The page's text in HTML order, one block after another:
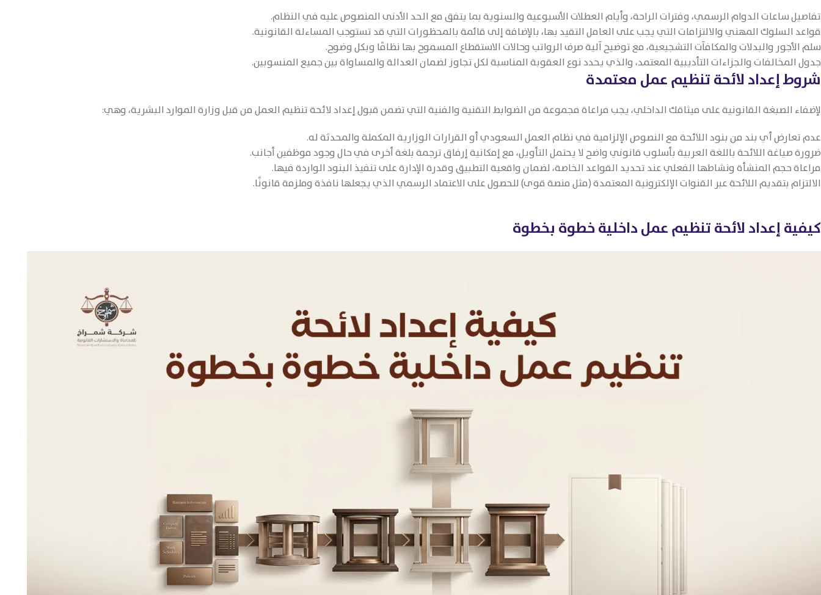
تفاصيل ساعات الدوام الرسمي، وفترات الراحة، وأيام العطلات الأسبوعية والسنوية بما يتفق مع الحد الأدنى المنصوص عليه في النظام.
قواعد السلوك المهني والالتزامات التي يجب على العامل التقيد بها، بالإضافة إلى قائمة بالمحظورات التي قد تستوجب المساءلة القانونية.
سلم الأجور والبدلات والمكافآت التشجيعية، مع توضيح آلية صرف الرواتب وحالات الاستقطاع المسموح بها نظامًا وبكل وضوح.
جدول المخالفات والجزاءات التأديبية المعتمد، والذي يحدد نوع العقوبة المناسبة لكل تجاوز لضمان العدالة والمساواة بين جميع المنسوبين.
شروط إعداد لائحة تنظيم عمل معتمدة
لإضفاء الصبغة القانونية على ميثاقك الداخلي، يجب مراعاة مجموعة من الضوابط التقنية والفنية التي تضمن قبول إعداد لائحة تنظيم العمل من قبل وزارة الموارد البشرية، وهي:
عدم تعارض أي بند من بنود اللائحة مع النصوص الإلزامية في نظام العمل السعودي أو القرارات الوزارية المكملة والمحدثة له.
ضرورة صياغة اللائحة باللغة العربية بأسلوب قانوني واضح لا يحتمل التأويل، مع إمكانية إرفاق ترجمة بلغة أخرى في حال وجود موظفين أجانب.
مراعاة حجم المنشأة ونشاطها الفعلي عند تحديد القواعد الخاصة، لضمان واقعية التطبيق وقدرة الإدارة على تنفيذ البنود الواردة فيها.
الالتزام بتقديم اللائحة عبر القنوات الإلكترونية المعتمدة (مثل منصة قوى) للحصول على الاعتماد الرسمي الذي يجعلها نافذة وملزمة قانونًا.
كيفية إعداد لائحة تنظيم عمل داخلية خطوة بخطوة